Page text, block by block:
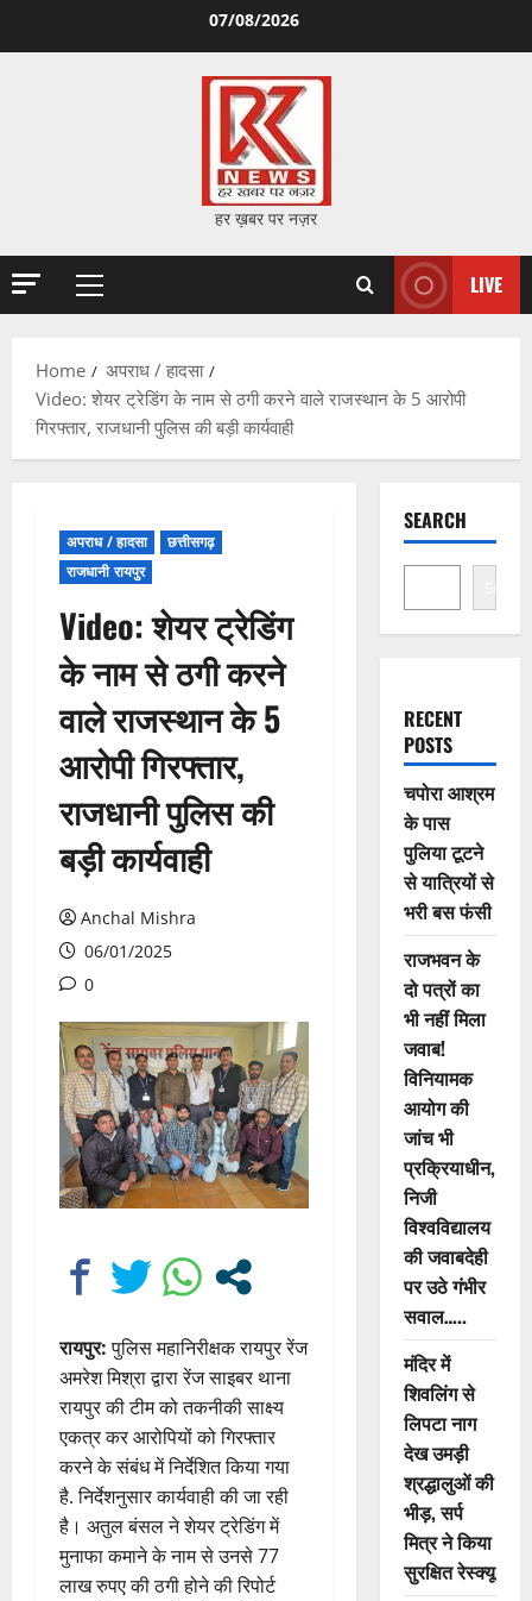
07/08/2026
हर ख़बर पर नज़र
Primary
LIVE
Home
अपराध / हादसा
Video: शेयर ट्रेडिंग के नाम से ठगी करने वाले राजस्थान के 5 आरोपी
गिरफ्तार, राजधानी पुलिस की बड़ी कार्यवाही
अपराध / हादसा
छत्तीसगढ़
राजधानी रायपुर
Video: शेयर ट्रेडिंग
के नाम से ठगी करने
वाले राजस्थान के 5
आरोपी गिरफ्तार,
राजधानी पुलिस की
बड़ी कार्यवाही
Anchal Mishra
06/01/2025
0
रायपुर:पुलिस महानिरीक्षक रायपुर रेंज
अमरेश मिश्रा द्वारा रेंज साइबर थाना
रायपुर की टीम को तकनीकी साक्ष्य
एकत्र कर आरोपियों को गिरफ्तार
करने के संबंध में निर्देशित किया गया
है. निर्देशनुसार कार्यवाही की जा रही
है। अतुल बंसल ने शेयर ट्रेडिंग में
मुनाफा कमाने के नाम से उनसे 77
लाख रुपए की ठगी होने की रिपोर्ट
SEARCH
Search
RECENT
POSTS
चपोरा आश्रम
के पास
पुलिया टूटने
से यात्रियों से
भरी बस फंसी
राजभवन के
दो पत्रों का
भी नहीं मिला
जवाब!
विनियामक
आयोग की
जांच भी
प्रक्रियाधीन,
निजी
विश्वविद्यालय
की जवाबदेही
पर उठे गंभीर
सवाल…..
मंदिर में
शिवलिंग से
लिपटा नाग
देख उमड़ी
श्रद्धालुओं की
भीड़, सर्प
मित्र ने किया
सुरक्षित रेस्क्यू